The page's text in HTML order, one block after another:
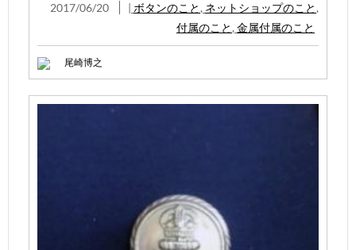
2017/06/20 | ボタンのこと , ネットショップのこと ,
付属のこと , 金属付属のこと
尾崎博之